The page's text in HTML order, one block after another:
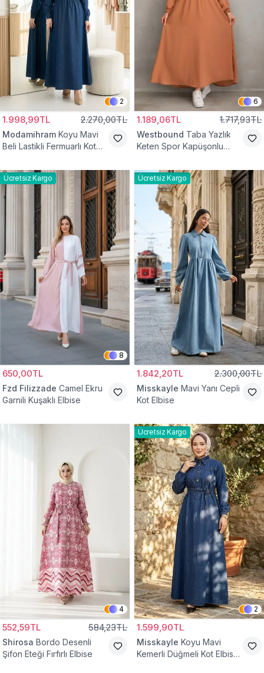
2
1.998,99TL 2.270,00TL
Modamihram Koyu Mavi
Beli Lastikli Fermuarlı Kot
6
1.189,06TL 1.717,93TL
Westbound Taba Yazlık
Keten Spor Kapüşonlu
Tesettür Elbise
Ücretsiz Kargo
8
650,00TL
Fzd Filizzade Camel Ekru
Garnili Kuşaklı Elbise
Ücretsiz Kargo
1.842,20TL 2.300,00TL
Misskayle Mavi Yanı Cepli
Kot Elbise
4
552,59TL 584,23TL
Shirosa Bordo Desenli
Şifon Eteği Fırfırlı Elbise
Ücretsiz Kargo
2
1.599,90TL
Misskayle Koyu Mavi
Kemerli Düğmeli Kot Elbise